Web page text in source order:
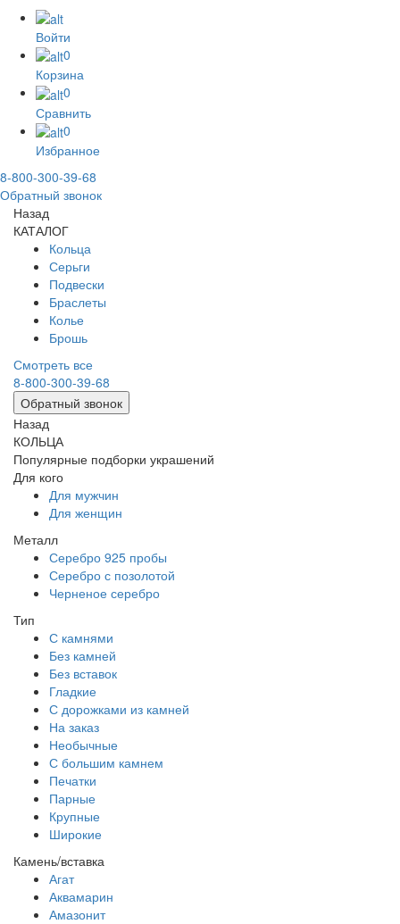
Войти
0
Корзина
0
Сравнить
0
Избранное
8-800-300-39-68
Обратный звонок
Назад
КАТАЛОГ
Кольца
Серьги
Подвески
Браслеты
Колье
Брошь
Смотреть все
8-800-300-39-68
Обратный звонок
Назад
КОЛЬЦА
Популярные подборки украшений
Для кого
Для мужчин
Для женщин
Металл
Серебро 925 пробы
Серебро с позолотой
Черненое серебро
Тип
С камнями
Без камней
Без вставок
Гладкие
С дорожками из камней
На заказ
Необычные
С большим камнем
Печатки
Парные
Крупные
Широкие
Камень/вставка
Агат
Аквамарин
Амазонит